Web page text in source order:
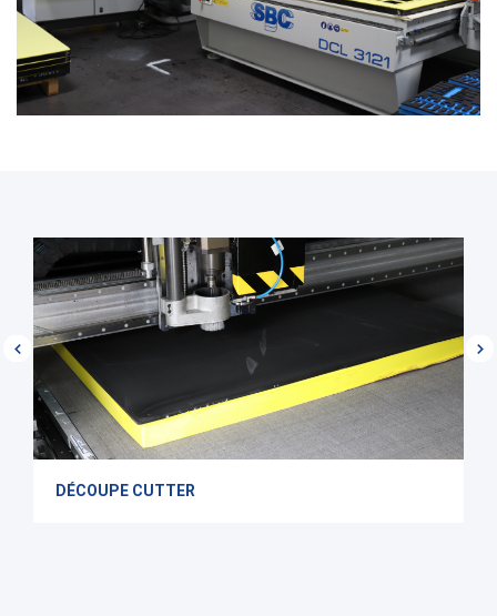
DÉCOUPE CUTTER